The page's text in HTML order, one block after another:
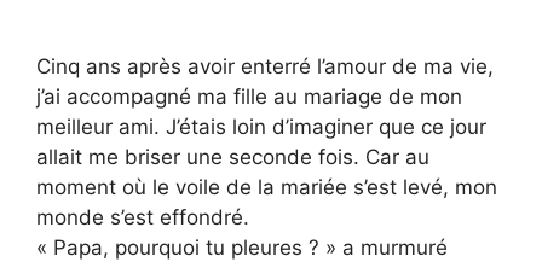
Cinq ans après avoir enterré l’amour de ma vie,
j’ai accompagné ma fille au mariage de mon
meilleur ami. J’étais loin d’imaginer que ce jour
allait me briser une seconde fois. Car au
moment où le voile de la mariée s’est levé, mon
monde s’est effondré.
« Papa, pourquoi tu pleures ? » a murmuré